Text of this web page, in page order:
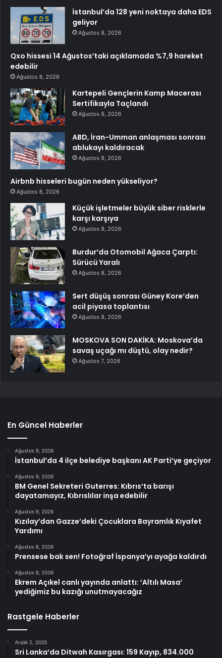
İstanbul’da 128 yeni noktaya daha EDS
geliyor
Ağustos 8, 2026
Qxo hissesi 14 Ağustos’taki açıklamada %7,9 hareket
edebilir
Ağustos 8, 2026
Kartepeli Gençlerin Kamp Macerası
Sertifikayla Taçlandı
Ağustos 8, 2026
ABD, İran-Umman anlaşması sonrası
ablukayı kaldıracak
Ağustos 8, 2026
Airbnb hisseleri bugün neden yükseliyor?
Ağustos 8, 2026
Küçük işletmeler büyük siber risklerle
karşı karşıya
Ağustos 8, 2026
Burdur’da Otomobil Ağaca Çarptı:
Sürücü Yaralı
Ağustos 8, 2026
Sert düşüş sonrası Güney Kore’den
acil piyasa toplantısı
Ağustos 8, 2026
MOSKOVA SON DAKİKA: Moskova’da
savaş uçağı mı düştü, olay nedir?
Ağustos 7, 2026
En Güncel Haberler
Ağustos 9, 2026
İstanbul’da 4 ilçe belediye başkanı AK Parti’ye geçiyor
Ağustos 9, 2026
BM Genel Sekreteri Guterres: Kıbrıs’ta barışı
dayatamayız, Kıbrıslılar inşa edebilir
Ağustos 9, 2026
Kızılay’dan Gazze’deki Çocuklara Bayramlık Kıyafet
Yardımı
Ağustos 8, 2026
Prensese bak sen! Fotoğraf İspanya’yı ayağa kaldırdı
Ağustos 8, 2026
Ekrem Açıkel canlı yayında anlattı: ‘Altılı Masa’
yediğimiz bu kazığı unutmayacağız
Rastgele Haberler
Aralık 2, 2025
Sri Lanka’da Ditwah Kasırgası: 159 Kayıp, 834.000